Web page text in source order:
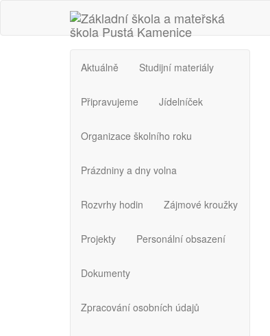
Aktuálně Studijní materiály
Připravujeme Jídelníček
Organizace školního roku
Prázdniny a dny volna
Rozvrhy hodin Zájmové kroužky
Projekty Personální obsazení
Dokumenty
Zpracování osobních údajů